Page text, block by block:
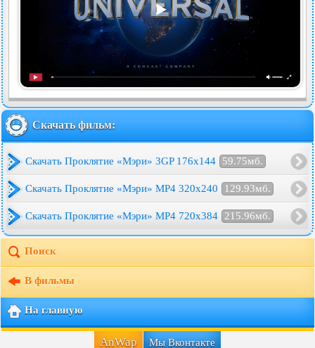
Скачать фильм:
Скачать Проклятие «Мэри» 3GP 176x144 59.75мб.
Скачать Проклятие «Мэри» MP4 320x240 129.93мб.
Скачать Проклятие «Мэри» MP4 720x384 215.96мб.
Поиск
В фильмы
На главную
AnWap Мы Вконтакте